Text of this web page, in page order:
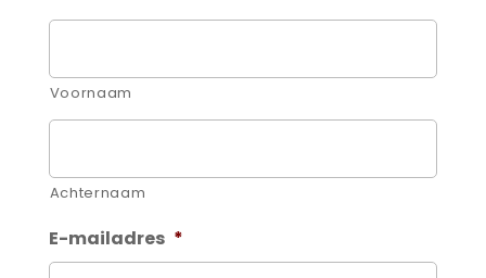
Voornaam
Achternaam
E-mailadres *